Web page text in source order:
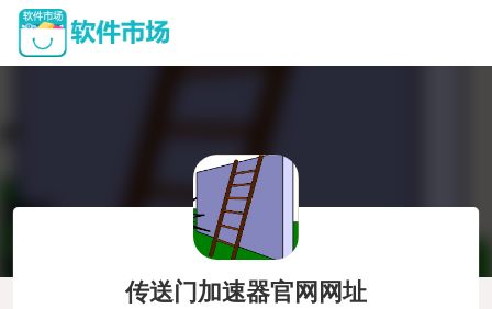
传送门加速器官网网址